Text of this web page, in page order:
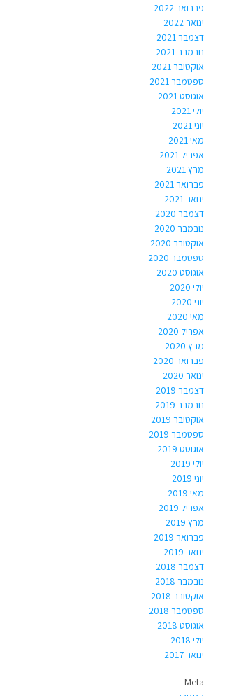
פברואר 2022
ינואר 2022
דצמבר 2021
נובמבר 2021
אוקטובר 2021
ספטמבר 2021
אוגוסט 2021
יולי 2021
יוני 2021
מאי 2021
אפריל 2021
מרץ 2021
פברואר 2021
ינואר 2021
דצמבר 2020
נובמבר 2020
אוקטובר 2020
ספטמבר 2020
אוגוסט 2020
יולי 2020
יוני 2020
מאי 2020
אפריל 2020
מרץ 2020
פברואר 2020
ינואר 2020
דצמבר 2019
נובמבר 2019
אוקטובר 2019
ספטמבר 2019
אוגוסט 2019
יולי 2019
יוני 2019
מאי 2019
אפריל 2019
מרץ 2019
פברואר 2019
ינואר 2019
דצמבר 2018
נובמבר 2018
אוקטובר 2018
ספטמבר 2018
אוגוסט 2018
יולי 2018
ינואר 2017
Meta